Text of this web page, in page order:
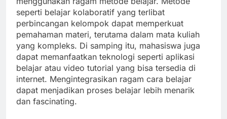
seperti belajar kolaboratif yang terlibat
perbincangan kelompok dapat memperkuat
pemahaman materi, terutama dalam mata kuliah
yang kompleks. Di samping itu, mahasiswa juga
dapat memanfaatkan teknologi seperti aplikasi
belajar atau video tutorial yang bisa tersedia di
internet. Mengintegrasikan ragam cara belajar
dapat menjadikan proses belajar lebih menarik
dan fascinating.